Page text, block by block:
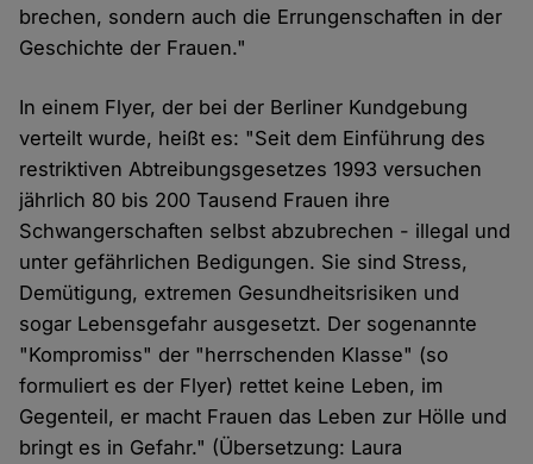
brechen, sondern auch die Errungenschaften in der
Geschichte der Frauen."
In einem Flyer, der bei der Berliner Kundgebung
verteilt wurde, heißt es: "Seit dem Einführung des
restriktiven Abtreibungsgesetzes 1993 versuchen
jährlich 80 bis 200 Tausend Frauen ihre
Schwangerschaften selbst abzubrechen - illegal und
unter gefährlichen Bedigungen. Sie sind Stress,
Demütigung, extremen Gesundheitsrisiken und
sogar Lebensgefahr ausgesetzt. Der sogenannte
"Kompromiss" der "herrschenden Klasse" (so
formuliert es der Flyer) rettet keine Leben, im
Gegenteil, er macht Frauen das Leben zur Hölle und
bringt es in Gefahr." (Übersetzung: Laura